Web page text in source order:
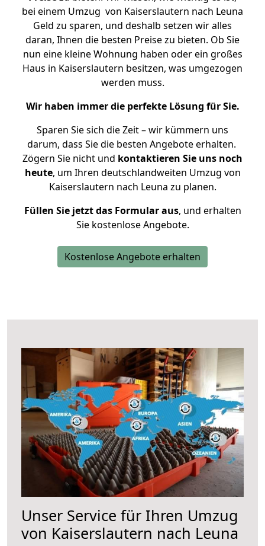
bei einem Umzug von Kaiserslautern nach Leuna
Geld zu sparen, und deshalb setzen wir alles
daran, Ihnen die besten Preise zu bieten. Ob Sie
nun eine kleine Wohnung haben oder ein großes
Haus in Kaiserslautern besitzen, was umgezogen
werden muss.
Wir haben immer die perfekte Lösung für Sie.
Sparen Sie sich die Zeit – wir kümmern uns
darum, dass Sie die besten Angebote erhalten.
Zögern Sie nicht und kontaktieren Sie uns noch
heute, um Ihren deutschlandweiten Umzug von
Kaiserslautern nach Leuna zu planen.
Füllen Sie jetzt das Formular aus, und erhalten
Sie kostenlose Angebote.
Kostenlose Angebote erhalten
Unser Service für Ihren Umzug
von Kaiserslautern nach Leuna